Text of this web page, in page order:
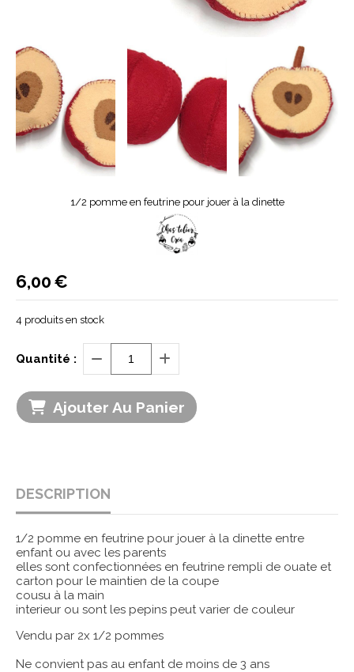
1/2 pomme en feutrine pour jouer à la dinette
6,00€
4 produits en stock
Quantité :
Ajouter Au Panier
DESCRIPTION
1/2 pomme en feutrine pour jouer à la dinette entre
enfant ou avec les parents
elles sont confectionnées en feutrine rempli de ouate et
carton pour le maintien de la coupe
cousu à la main
interieur ou sont les pepins peut varier de couleur
Vendu par 2x 1/2 pommes
Ne convient pas au enfant de moins de 3 ans